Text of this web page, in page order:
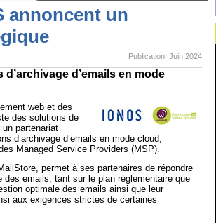
annoncent un
Publication: Juin 2024
d’emails en mode
web et des
des solutions de
partenariat
d’archivage d’emails en mode cloud,
Managed Service Providers (MSP).
permet à ses partenaires de répondre
des emails, tant sur le plan réglementaire que
optimale des emails ainsi que leur
aux exigences strictes de certaines